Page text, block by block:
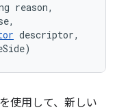
reason,
descriptor,
使用して、新しい